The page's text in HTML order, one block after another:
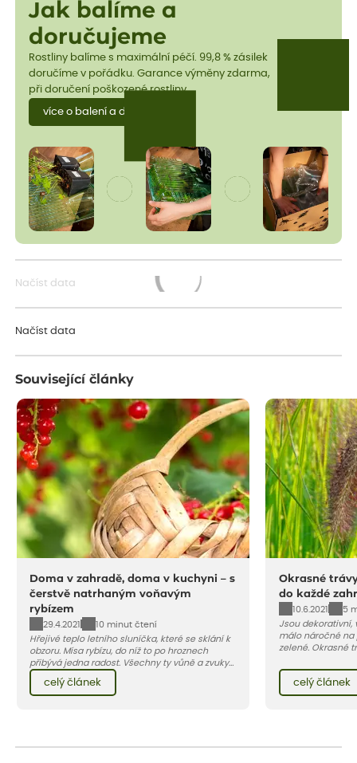
Jak balíme a
doručujeme
Rostliny balíme s maximální péčí. 99,8 % zásilek
doručíme v pořádku. Garance výměny zdarma,
při doručení poškozené rostliny.
více o balení a dopravě
Načíst data
Načíst data
Související články
Doma v zahradě, doma v kuchyni – s
čerstvě natrhaným voňavým
rybízem
29.4.2021
10 minut čtení
Hřejivé teplo letního sluníčka, které se sklání k
obzoru. Mísa rybízu, do níž to po hroznech
přibývá jedna radost. Všechny ty vůně a zvuky
červencové zahrady. Sklizeň rybízu do kuchyně
vnese neuvěřitelný klid a radost. A taky trochu
bezstarostnosti dětství při mlsání babiččina
celý článek
Okrasné
do každé
10.6.2021
5
Jsou dekorativní,
málo náročné na
zelené. Okrasné
jedna z
celý článek